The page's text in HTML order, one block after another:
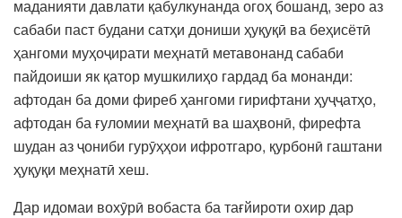
маданияти давлати қабулкунанда огоҳ бошанд, зеро аз
сабаби паст будани сатҳи дониши ҳуқуқӣ ва беҳисётӣ
ҳангоми муҳоҷирати меҳнатӣ метавонанд сабаби
пайдоиши як қатор мушкилиҳо гардад ба монанди:
афтодан ба доми фиреб ҳангоми гирифтани ҳуҷҷатҳо,
афтодан ба ғуломии меҳнатӣ ва шаҳвонӣ, фирефта
шудан аз ҷониби гурӯҳҳои ифротгаро, қурбонӣ гаштани
ҳуқуқи меҳнатӣ хеш.
Дар идомаи вохӯрӣ вобаста ба тағйироти охир дар